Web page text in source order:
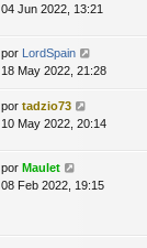
04 Jun 2022, 13:21
por LordSpain
18 May 2022, 21:28
por tadzio73
10 May 2022, 20:14
por Maulet
08 Feb 2022, 19:15